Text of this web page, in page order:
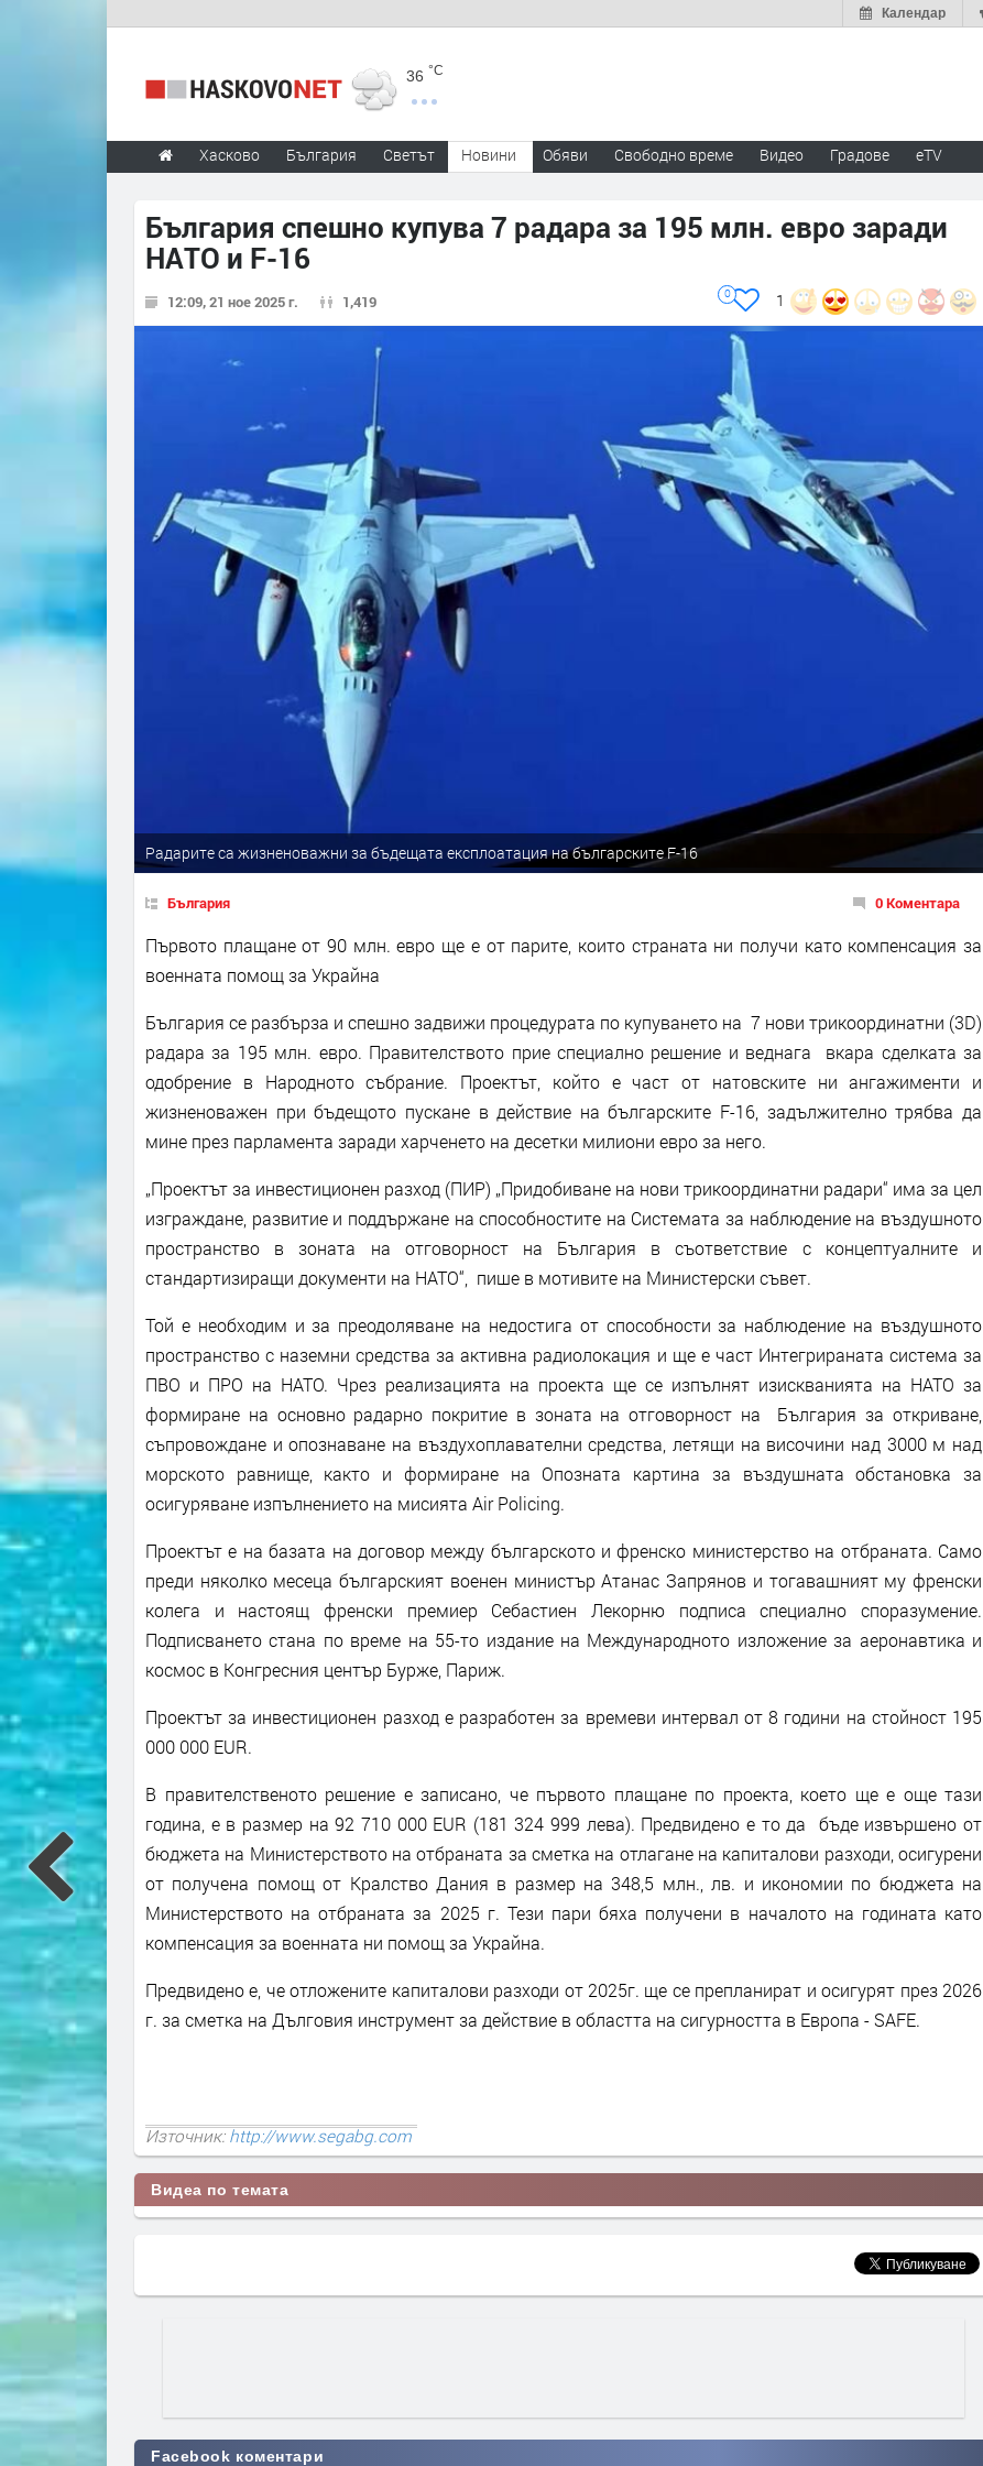
Календар
36 °C
Хасково България Светът Новини Обяви Свободно време Видео Градове eTV
България спешно купува 7 радара за 195 млн. евро заради
НАТО и F-16
12:09, 21 ное 2025 г. 1,419 1
0
Радарите са жизненоважни за бъдещата експлоатация на българските F-16
България 0 Коментара
Първото плащане от 90 млн. евро ще е от парите, които страната ни получи като компенсация за
военната помощ за Украйна
България се разбърза и спешно задвижи процедурата по купуването на 7 нови трикоординатни (3D)
радара за 195 млн. евро. Правителството прие специално решение и веднага вкара сделката за
одобрение в Народното събрание. Проектът, който е част от натовските ни ангажименти и
жизненоважен при бъдещото пускане в действие на българските F-16, задължително трябва да
мине през парламента заради харченето на десетки милиони евро за него.
„Проектът за инвестиционен разход (ПИР) „Придобиване на нови трикоординатни радари“ има за цел
изграждане, развитие и поддържане на способностите на Системата за наблюдение на въздушното
пространство в зоната на отговорност на България в съответствие с концептуалните и
стандартизиращи документи на НАТО“, пише в мотивите на Министерски съвет.
Той е необходим и за преодоляване на недостига от способности за наблюдение на въздушното
пространство с наземни средства за активна радиолокация и ще е част Интегрираната система за
ПВО и ПРО на НАТО. Чрез реализацията на проекта ще се изпълнят изискванията на НАТО за
формиране на основно радарно покритие в зоната на отговорност на България за откриване,
съпровождане и опознаване на въздухоплавателни средства, летящи на височини над 3000 м над
морското равнище, както и формиране на Опозната картина за въздушната обстановка за
осигуряване изпълнението на мисията Air Policing.
Проектът е на базата на договор между българското и френско министерство на отбраната. Само
преди няколко месеца българският военен министър Атанас Запрянов и тогавашният му френски
колега и настоящ френски премиер Себастиен Лекорню подписа специално споразумение.
Подписването стана по време на 55-то издание на Международното изложение за аеронавтика и
космос в Конгресния център Бурже, Париж.
Проектът за инвестиционен разход е разработен за времеви интервал от 8 години на стойност 195
000 000 EUR.
В правителственото решение е записано, че първото плащане по проекта, което ще е още тази
година, е в размер на 92 710 000 EUR (181 324 999 лева). Предвидено е то да бъде извършено от
бюджета на Министерството на отбраната за сметка на отлагане на капиталови разходи, осигурени
от получена помощ от Кралство Дания в размер на 348,5 млн., лв. и икономии по бюджета на
Министерството на отбраната за 2025 г. Тези пари бяха получени в началото на годината като
компенсация за военната ни помощ за Украйна.
Предвидено е, че отложените капиталови разходи от 2025г. ще се препланират и осигурят през 2026
г. за сметка на Дълговия инструмент за действие в областта на сигурността в Европа - SAFE.
Източник:http://www.segabg.com
Видеа по темата
Facebook коментари